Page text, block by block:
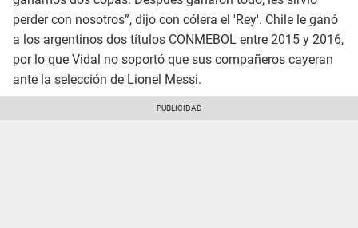
perder con nosotros”, dijo con cólera el 'Rey'. Chile le ganó
a los argentinos dos títulos CONMEBOL entre 2015 y 2016,
por lo que Vidal no soportó que sus compañeros cayeran
ante la selección de Lionel Messi.